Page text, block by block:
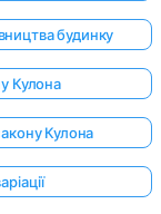
будинку
Кулона
Кулона